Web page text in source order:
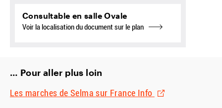
Consultable en salle Ovale
Voir la localisation du document sur le plan
… Pour aller plus loin
Les marches de Selma sur France Info